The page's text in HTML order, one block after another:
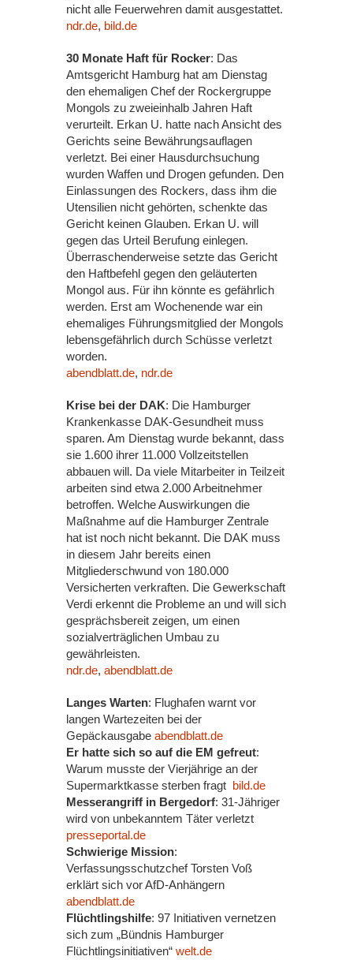
nicht alle Feuerwehren damit ausgestattet.
ndr.de, bild.de
30 Monate Haft für Rocker: Das
Amtsgericht Hamburg hat am Dienstag
den ehemaligen Chef der Rockergruppe
Mongols zu zweieinhalb Jahren Haft
verurteilt. Erkan U. hatte nach Ansicht des
Gerichts seine Bewährungsauflagen
verletzt. Bei einer Hausdurchsuchung
wurden Waffen und Drogen gefunden. Den
Einlassungen des Rockers, dass ihm die
Utensilien nicht gehörten, schenkte das
Gericht keinen Glauben. Erkan U. will
gegen das Urteil Berufung einlegen.
Überraschenderweise setzte das Gericht
den Haftbefehl gegen den geläuterten
Mongol aus. Für ihn könnte es gefährlich
werden. Erst am Wochenende war ein
ehemaliges Führungsmitglied der Mongols
lebensgefährlich durch Schüsse verletzt
worden.
abendblatt.de, ndr.de
Krise bei der DAK: Die Hamburger
Krankenkasse DAK-Gesundheit muss
sparen. Am Dienstag wurde bekannt, dass
sie 1.600 ihrer 11.000 Vollzeitstellen
abbauen will. Da viele Mitarbeiter in Teilzeit
arbeiten sind etwa 2.000 Arbeitnehmer
betroffen. Welche Auswirkungen die
Maßnahme auf die Hamburger Zentrale
hat ist noch nicht bekannt. Die DAK muss
in diesem Jahr bereits einen
Mitgliederschwund von 180.000
Versicherten verkraften. Die Gewerkschaft
Verdi erkennt die Probleme an und will sich
gesprächsbereit zeigen, um einen
sozialverträglichen Umbau zu
gewährleisten.
ndr.de, abendblatt.de
Langes Warten: Flughafen warnt vor
langen Wartezeiten bei der
Gepäckausgabe abendblatt.de
Er hatte sich so auf die EM gefreut:
Warum musste der Vierjährige an der
Supermarktkasse sterben fragt bild.de
Messerangriff in Bergedorf: 31-Jähriger
wird von unbekanntem Täter verletzt
presseportal.de
Schwierige Mission:
Verfassungsschutzchef Torsten Voß
erklärt sich vor AfD-Anhängern
abendblatt.de
Flüchtlingshilfe: 97 Initiativen vernetzen
sich zum „Bündnis Hamburger
Flüchtlingsinitiativen“ welt.de